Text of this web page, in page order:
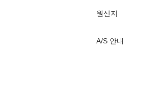
원산지
A/S 안내